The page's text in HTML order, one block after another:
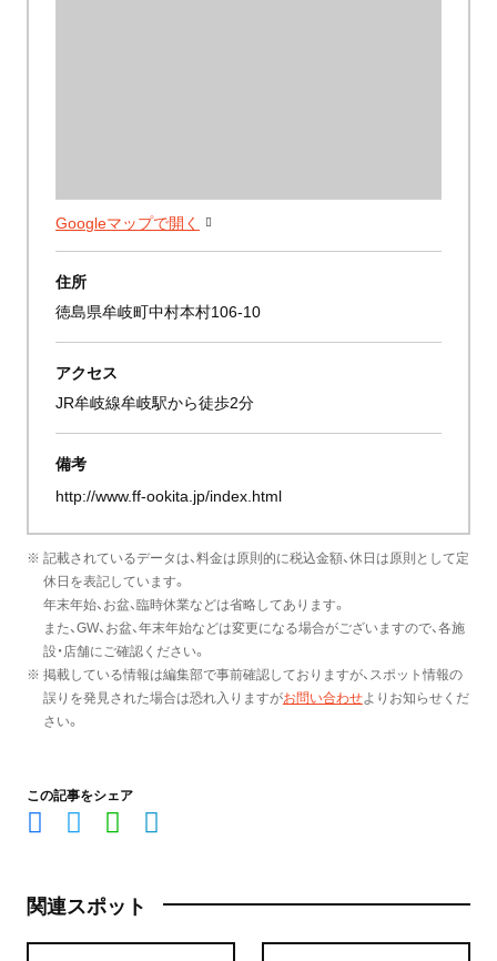
Googleマップで開く
住所
徳島県牟岐町中村本村106-10
アクセス
JR牟岐線牟岐駅から徒歩2分
備考
http://www.ff-ookita.jp/index.html
※ 記載されているデータは、料金は原則的に税込金額、休日は原則として定
休日を表記しています。
年末年始、お盆、臨時休業などは省略してあります。
また、GW、お盆、年末年始などは変更になる場合がございますので、各施
設・店舗にご確認ください。
※ 掲載している情報は編集部で事前確認しておりますが、スポット情報の
誤りを発見された場合は恐れ入りますがお問い合わせよりお知らせくだ
さい。
この記事をシェア
関連スポット